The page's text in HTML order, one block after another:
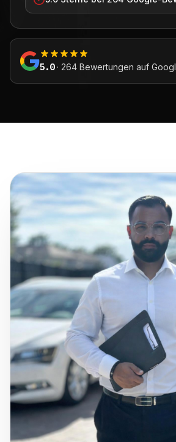
5.0· 264 Bewertungen auf